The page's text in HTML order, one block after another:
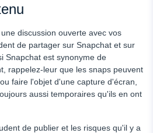
discussion ouverte avec vos
de partager sur Snapchat et sur
Snapchat est synonyme de
rappelez-leur que les snaps peuvent
faire l'objet d'une capture d'écran,
aussi temporaires qu'ils en ont
de publier et les risques qu'il y a